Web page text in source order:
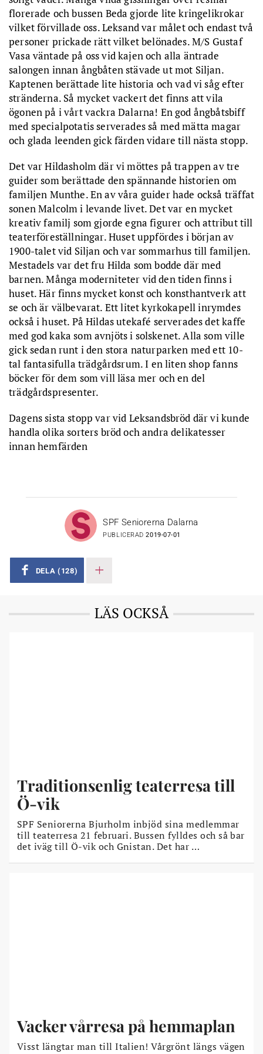
florerade och bussen Beda gjorde lite kringelikrokar
vilket förvillade oss. Leksand var målet och endast två
personer prickade rätt vilket belönades. M/S Gustaf
Vasa väntade på oss vid kajen och alla äntrade
salongen innan ångbåten stävade ut mot Siljan.
Kaptenen berättade lite historia och vad vi såg efter
stränderna. Så mycket vackert det finns att vila
ögonen på i vårt vackra Dalarna! En god ångbåtsbiff
med specialpotatis serverades så med mätta magar
och glada leenden gick färden vidare till nästa stopp.
Det var Hildasholm där vi möttes på trappen av tre
guider som berättade den spännande historien om
familjen Munthe. En av våra guider hade också träffat
sonen Malcolm i levande livet. Det var en mycket
kreativ familj som gjorde egna figurer och attribut till
teaterföreställningar. Huset uppfördes i början av
1900-talet vid Siljan och var sommarhus till familjen.
Mestadels var det fru Hilda som bodde där med
barnen. Många moderniteter vid den tiden finns i
huset. Här finns mycket konst och konsthantverk att
se och är välbevarat. Ett litet kyrkokapell inrymdes
också i huset. På Hildas utekafé serverades det kaffe
med god kaka som avnjöts i solskenet. Alla som ville
gick sedan runt i den stora naturparken med ett 10-
tal fantasifulla trädgårdsrum. I en liten shop fanns
böcker för dem som vill läsa mer och en del
trädgårdspresenter.
Dagens sista stopp var vid Leksandsbröd där vi kunde
handla olika sorters bröd och andra delikatesser
innan hemfärden
SPF Seniorerna Dalarna
PUBLICERAD2019-07-01
DELA (128)
LÄS OCKSÅ
Traditionsenlig teaterresa till
Ö-vik
SPF Seniorerna Bjurholm inbjöd sina medlemmar
till teaterresa 21 februari. Bussen fylldes och så bar
det iväg till Ö-vik och Gnistan. Det har …
Vacker vårresa på hemmaplan
Visst längtar man till Italien! Vårgrönt längs vägen